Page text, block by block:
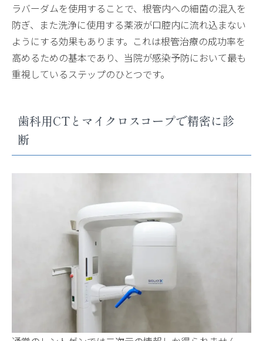
ラバーダムを使用することで、根管内への細菌の混入を
防ぎ、また洗浄に使用する薬液が口腔内に流れ込まない
ようにする効果もあります。これは根管治療の成功率を
高めるための基本であり、当院が感染予防において最も
重視しているステップのひとつです。
歯科用CTとマイクロスコープで精密に診
断